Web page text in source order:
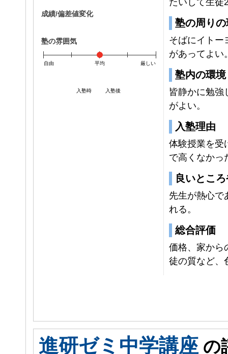
成績/偏差値変化
入塾時 入塾後
塾の雰囲気
自由 平均 厳しい
塾の周り
そばにイトー
があってよい
塾内の環境
皆静かに勉強
がよい。
入塾理由
体験授業を受
で高くなかっ
良いとこ
先生が熱心で
れる。
総合評価
価格、家から
徒の質など、
進研ゼミ中学講座 の